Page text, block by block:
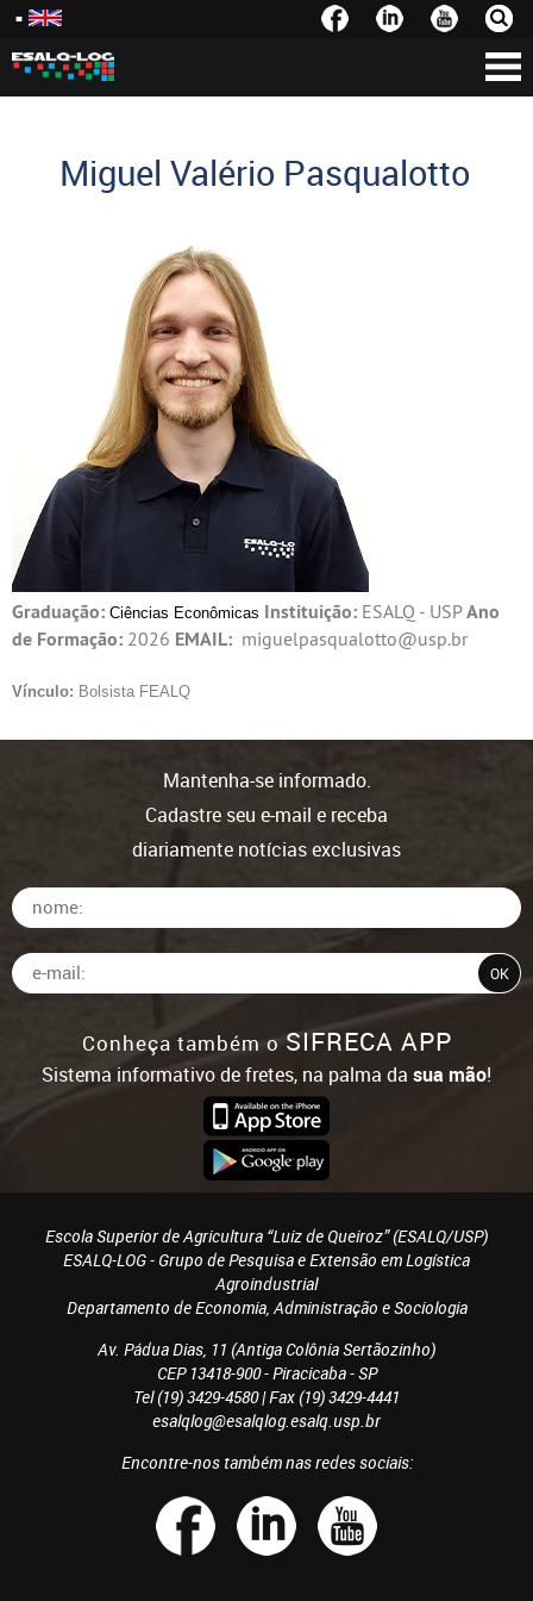
Miguel Valério Pasqualotto
Graduação: Ciências Econômicas Instituição: ESALQ - USPAno
de Formação: 2026 EMAIL: miguelpasqualotto@usp.br
Vínculo: Bolsista FEALQ
Mantenha-se informado.
Cadastre seu e-mail e receba
diariamente notícias exclusivas
Conheça também o SIFRECA APP
Sistema informativo de fretes, na palma da sua mão!
Escola Superior de Agricultura “Luiz de Queiroz” (ESALQ/USP)
ESALQ-LOG - Grupo de Pesquisa e Extensão em Logística
Agroindustrial
Departamento de Economia, Administração e Sociologia
Av. Pádua Dias, 11 (Antiga Colônia Sertãozinho)
CEP 13418-900 - Piracicaba - SP
Tel (19) 3429-4580 | Fax (19) 3429-4441
esalqlog@esalqlog.esalq.usp.br
Encontre-nos também nas redes sociais: